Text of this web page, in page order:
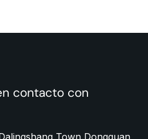
contacto con
Town,Dongguan